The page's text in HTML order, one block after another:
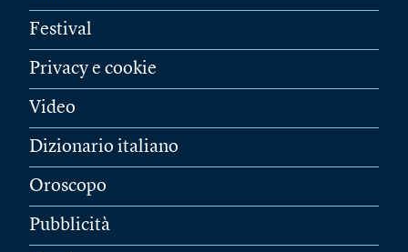
Festival
Privacy e cookie
Video
Dizionario italiano
Oroscopo
Pubblicità